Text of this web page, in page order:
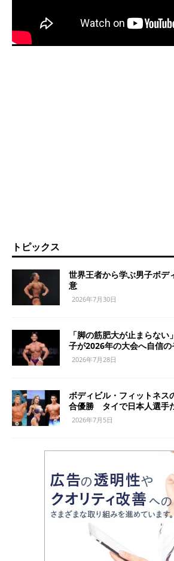
トピックス
世界王者から学ぶ男子ボデ
意
2026年7月30日
「脚の筋肥大が止まらな
子が2026年の大会へ自信の
2026年7月28日
ボディビル・フィットネス
合優勝 タイで日本人選手
2026年7月5日